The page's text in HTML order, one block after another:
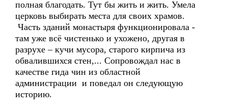
полная благодать. Тут бы жить и жить. Умела
церковь выбирать места для своих храмов.
Часть зданий монастыря функционировала -
там уже всё чистенько и ухожено, другая в
разрухе – кучи мусора, старого кирпича из
обвалившихся стен,... Сопровождал нас в
качестве гида чин из областной
администрации и поведал он следующую
историю.